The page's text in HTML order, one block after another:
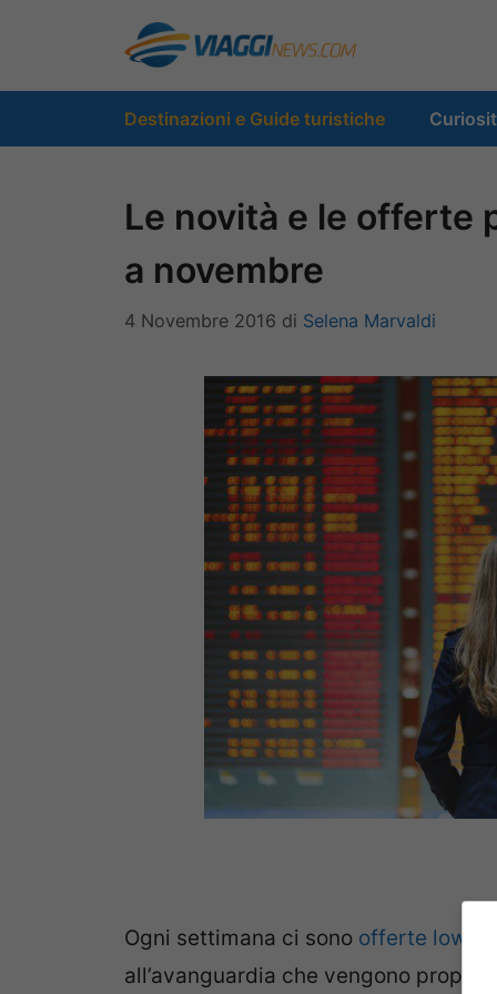
contenuto
Destinazioni e Guide turistiche
Le novità e le offerte
a novembre
4 Novembre 2016 di Selena Marvaldi
Ogni settimana ci sono offerte low
all’avanguardia che vengono